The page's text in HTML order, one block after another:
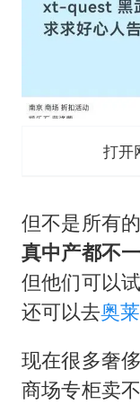
打开
但不是所有
真中产都不
但他们可以
还可以去奥莱
现在很多奢
商场专柜卖